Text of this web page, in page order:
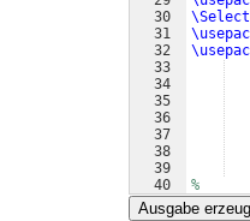
30
31
32
33
34
35
36
37
38
39
40
41
%
Ausgabe